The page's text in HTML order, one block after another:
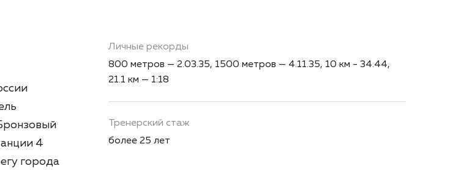
4
города
Личные рекорды
800 метров — 2.03.35, 1500 метров — 4.11.35, 10 км - 34.44,
21.1 км — 1:18
Тренерский стаж
более 25 лет